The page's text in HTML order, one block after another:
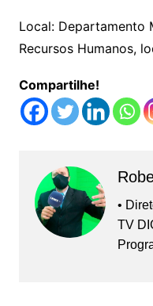
Local: Departamento
Recursos Humanos,
Compartilhe!
•
TV